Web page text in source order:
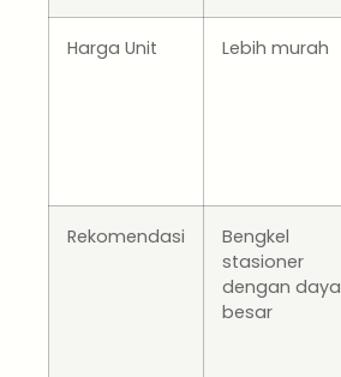
Harga Unit Lebih murah
Rekomendasi
Bengkel
stasioner
dengan daya
besar